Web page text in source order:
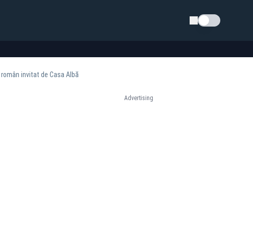
Schimba tema
invitat de Casa Albă
Advertising